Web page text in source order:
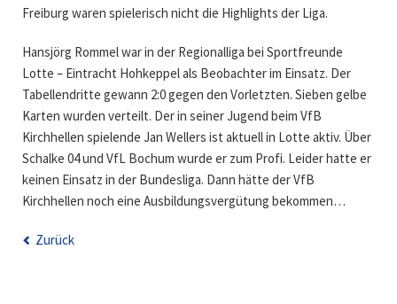
Freiburg waren spielerisch nicht die Highlights der Liga.
Hansjörg Rommel war in der Regionalliga bei Sportfreunde
Lotte – Eintracht Hohkeppel als Beobachter im Einsatz. Der
Tabellendritte gewann 2:0 gegen den Vorletzten. Sieben gelbe
Karten wurden verteilt. Der in seiner Jugend beim VfB
Kirchhellen spielende Jan Wellers ist aktuell in Lotte aktiv. Über
Schalke 04 und VfL Bochum wurde er zum Profi. Leider hatte er
keinen Einsatz in der Bundesliga. Dann hätte der VfB
Kirchhellen noch eine Ausbildungsvergütung bekommen…
Zurück